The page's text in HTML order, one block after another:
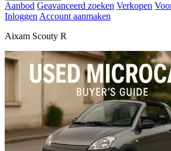
Aanbod Geavanceerd zoeken Verkopen
Inloggen Account aanmaken
Aixam Scouty R